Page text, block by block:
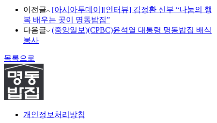
이전글
[아시아투데이][인터뷰] 김정환 신부 “나눔의 행
복 배우는 곳이 명동밥집”
다음글
(중앙일보)(CPBC)윤석열 대통령 명동밥집 배식
봉사
목록으로
개인정보처리방침